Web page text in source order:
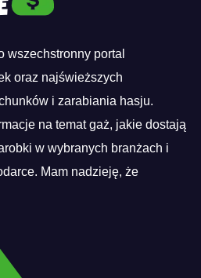
wszechstronny portal
oraz najświeższych
i zarabiania hasju.
na temat gaż, jakie dostają
w wybranych branżach i
Mam nadzieję, że